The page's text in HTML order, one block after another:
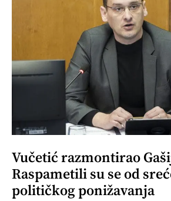
Vučetić razmontirao
Raspametili su se od
političkog ponižavanja